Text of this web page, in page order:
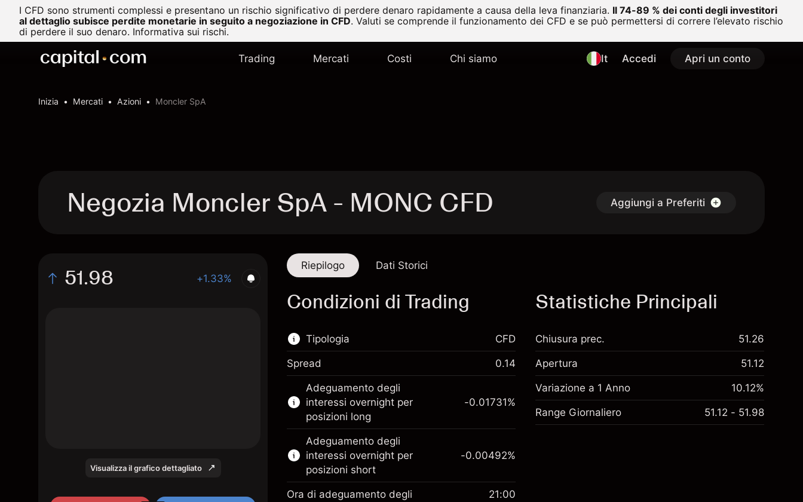
I CFD sono strumenti complessi e presentano un rischio significativo di perdere denaro rapidamente a causa della leva finanziaria. Il 74-89 % dei conti degli investitori
al dettaglio subisce perdite monetarie in seguito a negoziazione in CFD. Valuti se comprende il funzionamento dei CFD e se può permettersi di correre l’elevato rischio
di perdere il suo denaro. Informativa sui rischi.
Trading Mercati Costi Chi siamo It Accedi Apri un conto
Inizia Mercati Azioni Moncler SpA
Negozia Moncler SpA - MONC CFD Aggiungi a Preferiti
51.98 +1.33%
Visualizza il grafico dettagliato
Riepilogo Dati Storici
Condizioni di Trading
Tipologia
Questo mercato finanziario è disponibile per il
trading di CFD.
Scopri di più su:
CFD
CFD
Spread 0.14
Adeguamento degli
interessi overnight per
posizioni long
-0.01731%
Adeguamento degli
interessi overnight per
posizioni short
-0.00492%
Ora di adeguamento degli
21:00
Statistiche Principali
Chiusura prec. 51.26
Apertura 51.12
Variazione a 1 Anno 10.12%
Range Giornaliero 51.12 - 51.98